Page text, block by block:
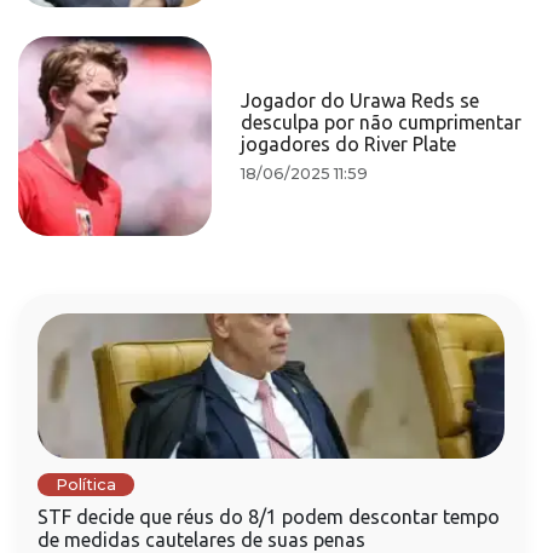
Jogador do Urawa Reds se
desculpa por não cumprimentar
jogadores do River Plate
18/06/2025 11:59
Política
STF decide que réus do 8/1 podem descontar tempo
de medidas cautelares de suas penas